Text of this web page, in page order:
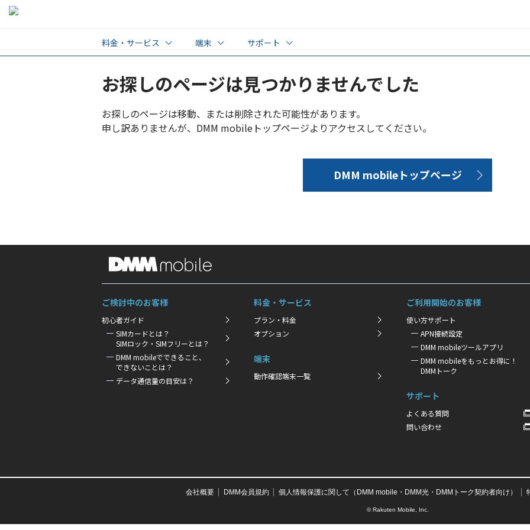
料金・サービス
プラン・料金
端末
動作確認端末一覧
サポート
よくある質問
使い方サポート
お探しのページは見つかりませんでした
お探しのページは移動、または削除された可能性があります。
申し訳ありませんが、DMM mobileトップページよりアクセスしてください。
DMM mobileトップページ
ご検討中のお客様
初心者ガイド
SIMカードとは？
SIMロック・SIMフリーとは？
DMM mobileでできること、
できないことは？
データ通信量の目安は？
料金・サービス
プラン・料金
オプション
端末
動作確認端末一覧
ご利用開始のお客様
使い方サポート
APN接続設定
DMM mobileツールアプリ
DMM mobileをもっとお得に！
DMMトーク
サポート
よくある質問
問い合わせ
会社概要 DMM会員規約 個人情報保護に関して（DMM mobile・DMM光・DMMトーク契約者向け）
© Rakuten Mobile, Inc.